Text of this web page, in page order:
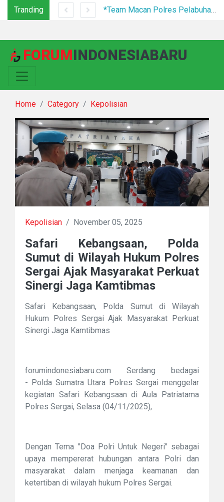
Tranding *Team Macan Polres Pelabuhan Belawan Amankan Tiga Anggota Geng Motor di Marelan Pasar 9*
FORUMINDONESIABARU
Home Category Kepolisian
Kepolisian / November 05, 2025
Safari Kebangsaan, Polda
Sumut di Wilayah Hukum Polres
Sergai Ajak Masyarakat Perkuat
Sinergi Jaga Kamtibmas
Safari Kebangsaan, Polda Sumut di Wilayah
Hukum Polres Sergai Ajak Masyarakat Perkuat
Sinergi Jaga Kamtibmas
forumindonesiabaru.com Serdang bedagai
- Polda Sumatra Utara Polres Sergai menggelar
kegiatan Safari Kebangsaan di Aula Patriatama
Polres Sergai, Selasa (04/11/2025),
Dengan Tema "Doa Polri Untuk Negeri" sebagai
upaya mempererat hubungan antara Polri dan
masyarakat dalam menjaga keamanan dan
ketertiban di wilayah hukum Polres Sergai.